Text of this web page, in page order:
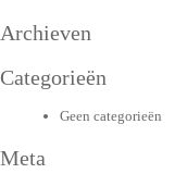
Archieven
Categorieën
Geen categorieën
Meta